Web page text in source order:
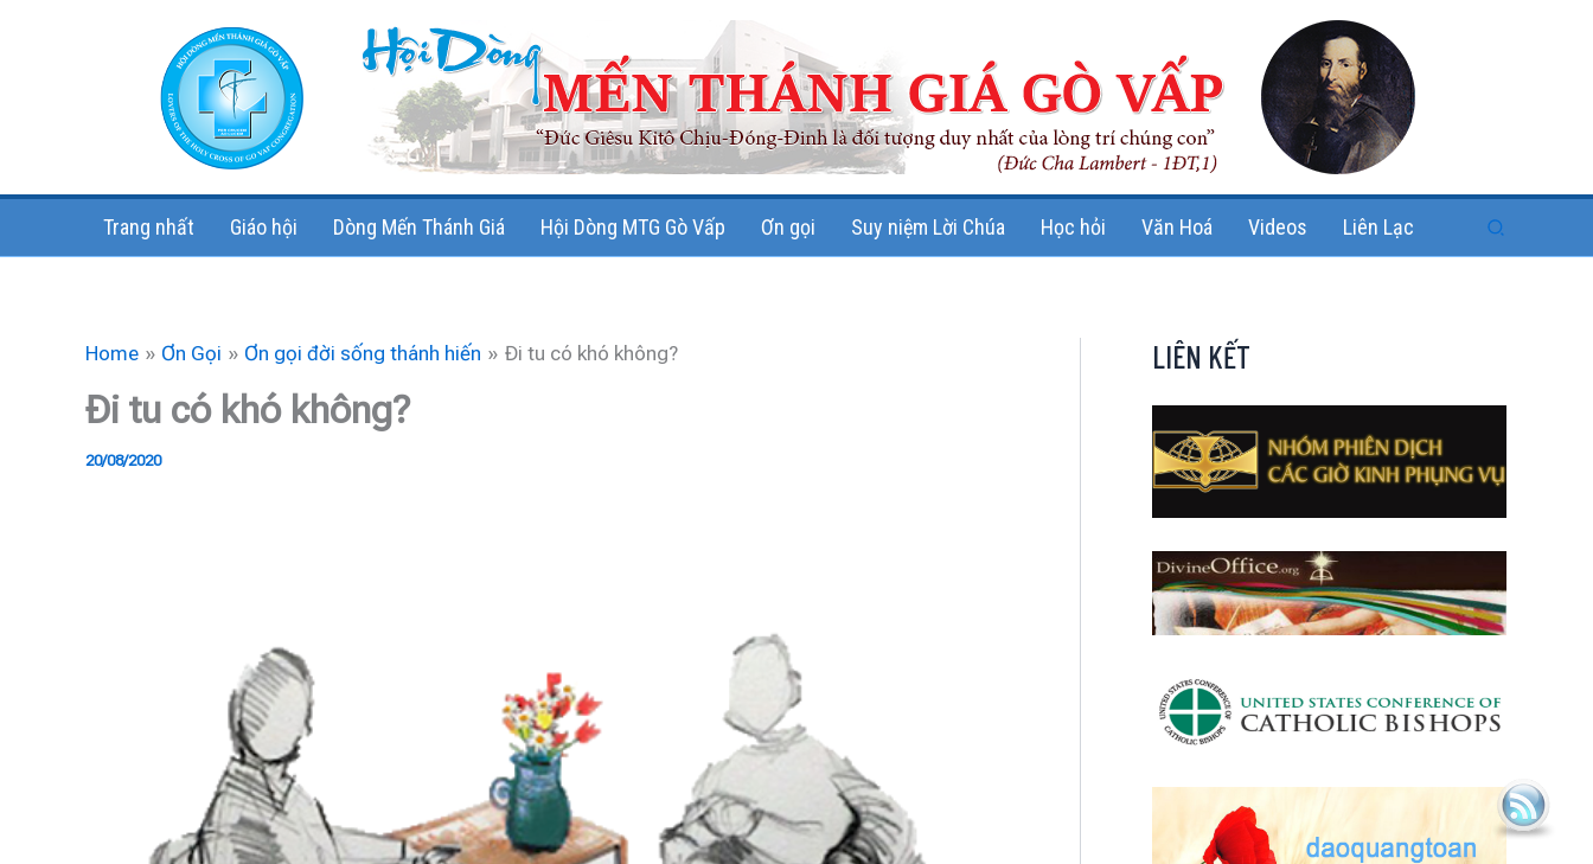
Trang nhất Giáo hội Dòng Mến Thánh Giá Hội Dòng MTG Gò Vấp Ơn gọi Suy niệm Lời Chúa Học hỏi Văn Hoá Videos Liên Lạc Search
Home Ơn Gọi Ơn gọi đời sống thánh hiến Đi tu có khó không?
Đi tu có khó không?
20/08/2020
LIÊN KẾT